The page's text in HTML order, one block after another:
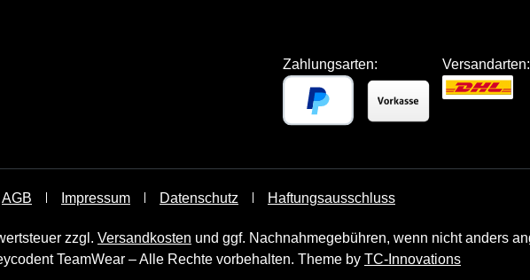
Zahlungsarten: Versandarten:
AGB Impressum Datenschutz Haftungsausschluss
zzgl. Versandkosten und ggf. Nachnahmegebühren, wenn nicht anders
TeamWear – Alle Rechte vorbehalten. Theme by TC-Innovations